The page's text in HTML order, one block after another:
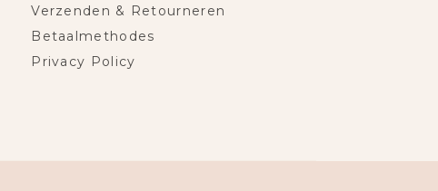
Verzenden & Retourneren
Betaalmethodes
Privacy Policy